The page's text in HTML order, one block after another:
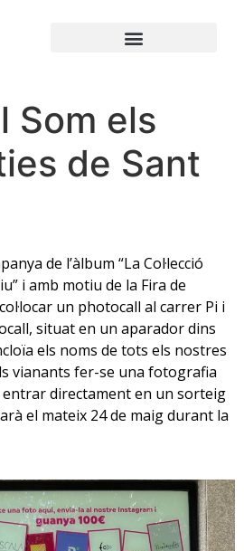
Som els
de Sant
de l’àlbum “La Col·lecció
i amb motiu de la Fira de
un photocall al carrer Pi i
situat en un aparador dins
els noms de tots els nostres
vianants fer-se una fotografia
entrar directament en un sorteig
el mateix 24 de maig durant la